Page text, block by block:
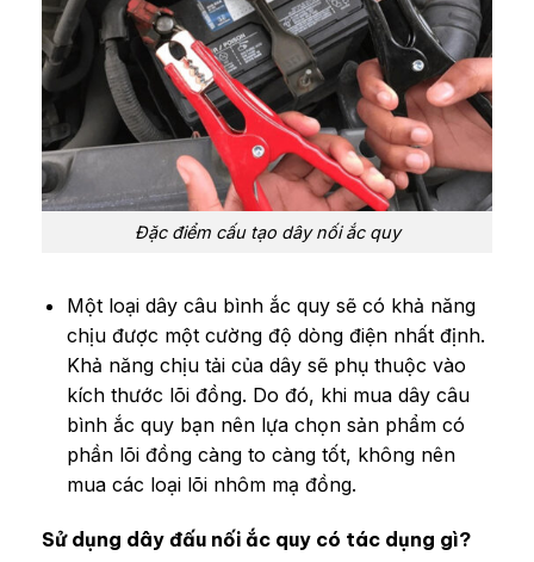
Đặc điểm cấu tạo dây nối ắc quy
Một loại dây câu bình ắc quy sẽ có khả năng
chịu được một cường độ dòng điện nhất định.
Khả năng chịu tải của dây sẽ phụ thuộc vào
kích thước lõi đồng. Do đó, khi mua dây câu
bình ắc quy bạn nên lựa chọn sản phẩm có
phần lõi đồng càng to càng tốt, không nên
mua các loại lõi nhôm mạ đồng.
Sử dụng dây đấu nối ắc quy có tác dụng gì?